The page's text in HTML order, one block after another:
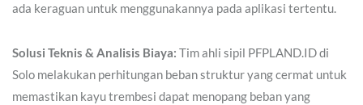
ada keraguan untuk menggunakannya pada aplikasi tertentu.
Solusi Teknis & Analisis Biaya: Tim ahli sipil PFPLAND.ID di
Solo melakukan perhitungan beban struktur yang cermat untuk
memastikan kayu trembesi dapat menopang beban yang